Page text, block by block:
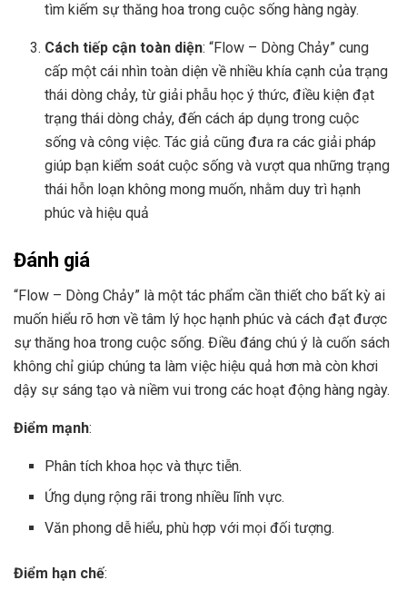
tìm kiếm sự thăng hoa trong cuộc sống hàng ngày.
Cách tiếp cận toàn diện: “Flow – Dòng Chảy” cung
cấp một cái nhìn toàn diện về nhiều khía cạnh của trạng
thái dòng chảy, từ giải phẫu học ý thức, điều kiện đạt
trạng thái dòng chảy, đến cách áp dụng trong cuộc
sống và công việc. Tác giả cũng đưa ra các giải pháp
giúp bạn kiểm soát cuộc sống và vượt qua những trạng
thái hỗn loạn không mong muốn, nhằm duy trì hạnh
phúc và hiệu quả​
Đánh giá
“Flow – Dòng Chảy” là một tác phẩm cần thiết cho bất kỳ ai
muốn hiểu rõ hơn về tâm lý học hạnh phúc và cách đạt được
sự thăng hoa trong cuộc sống. Điều đáng chú ý là cuốn sách
không chỉ giúp chúng ta làm việc hiệu quả hơn mà còn khơi
dậy sự sáng tạo và niềm vui trong các hoạt động hàng ngày.
Điểm mạnh:
Phân tích khoa học và thực tiễn.
Ứng dụng rộng rãi trong nhiều lĩnh vực.
Văn phong dễ hiểu, phù hợp với mọi đối tượng.
Điểm hạn chế: